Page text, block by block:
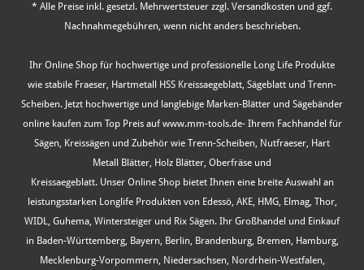
* Alle Preise inkl. gesetzl. Mehrwertsteuer zzgl. Versandkosten und ggf.
Nachnahmegebühren, wenn nicht anders beschrieben.
Ihr Online Shop für hochwertige und professionelle Long Life Produkte
wie stabile Fraeser, Hartmetall HSS Kreissaegeblatt, Sägeblatt und Trenn-
Scheiben. Jetzt hochwertige und langlebige Marken-Blätter und Sägebänder
online kaufen zum Top Preis auf www.mm-tools.de- Ihrem Fachhandel für
Sägen, Kreissägen und Zubehör wie Trenn-Scheiben, Nutfraeser, Hart
Metall Blätter, Holz Blätter, Oberfräse und
Kreissaegeblatt. Unser Online Shop bietet Ihnen eine breite Auswahl an
leistungsstarken Longlife Produkten von Edessö, AKE, HMG, Elmag, Thor,
WIDL, Guhema, Wintersteiger und Rix Sägen. Ihr Großhandel und Einkauf
in Baden-Württemberg, Bayern, Berlin, Brandenburg, Bremen, Hamburg,
Mecklenburg-Vorpommern, Niedersachsen, Nordrhein-Westfalen,